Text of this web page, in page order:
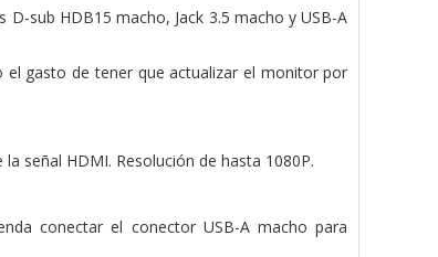
sub HDB15 macho, Jack 3.5 macho y USB-A
el gasto de tener que actualizar el monitor por
señal HDMI. Resolución de hasta 1080P.
conectar el conector USB-A macho para